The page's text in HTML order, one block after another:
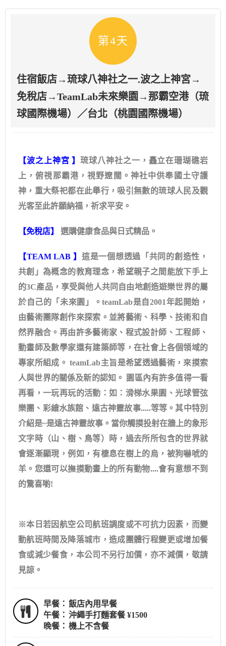
第4天
住宿飯店→琉球八神社之一.波之上神宮→
免稅店→TeamLab未來樂園→那霸空港（琉
球國際機場）／台北（桃園國際機場）
【波之上神宮 】琉球八神社之一，矗立在珊瑚礁岩
上，俯視那霸港，視野遼闊。神社中供奉國土守護
神，重大祭祀都在此舉行，吸引無數的琉球人民及觀
光客至此許願納福，祈求平安。
【免稅店】 選購健康食品與日式精品。
【TEAM LAB 】 這是一個想透過「共同的創造性，
共創」為概念的教育理念，希望親子之間能放下手上
的3C產品，享受與他人共同自由地創造遊樂世界的屬
於自己的「未來園」。teamLab是自2001年起開始，
由藝術團隊創作來探索。並將藝術、科學、技術和自
然界融合。再由許多藝術家、程式設計師、工程師、
動畫師及數學家還有建築師等，在社會上各個領域的
專家所組成。 teamLab主旨是希望透過藝術，來摸索
人與世界的關係及新的認知。 園區內有許多值得一看
再看，一玩再玩的活動：如：滑梯水果園、光球管弦
樂團、彩繪水族館、遠古神靈故事.....等等。其中特別
介紹是~是遠古神靈故事。當你觸摸投射在牆上的象形
文字時（山、樹、鳥等）時，過去所所包含的世界就
會逐漸顯現，例如，有棲息在樹上的烏，被狗嚇唬的
羊。您還可以撫摸動畫上的所有動物....會有意想不到
的驚喜喲!
※本日若因航空公司航班調度或不可抗力因素，而變
動航班時間及降落城市，造成團體行程變更或增加餐
食或減少餐食，本公司不另行加價，亦不減價，敬請
見諒。
早餐： 飯店內用早餐
午餐： 沖繩手打麵套餐 ¥1500
晚餐： 機上不含餐